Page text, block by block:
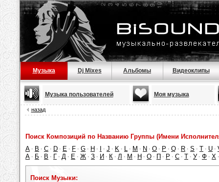
Музыка Dj Mixes Альбомы Видеоклипы
Музыка пользователей Моя музыка
назад
Поиск Композиций по Названию Группы (Имени
A · B · C · D · E · F · G · H · · J · K · L · M · N · O · P · Q · R · S · T · U ·
А · Б · В · Г · Д · Е · Ж · З · И · К · Л · М · Н · О · П · Р · С · Т · У · Ф · Х
Поиск Музыки: